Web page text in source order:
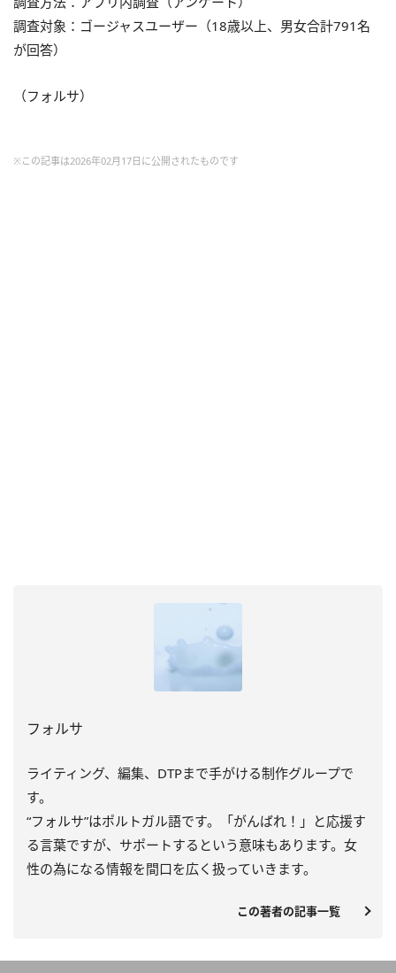
調査対象：ゴージャスユーザー（18歳以上、男女合計791名
が回答）
（フォルサ）
※この記事は2026年02月17日に公開されたものです
フォルサ
ライティング、編集、DTPまで手がける制作グループで
す。
“フォルサ”はポルトガル語です。「がんばれ！」と応援す
る言葉ですが、サポートするという意味もあります。女
性の為になる情報を間口を広く扱っていきます。
この著者の記事一覧